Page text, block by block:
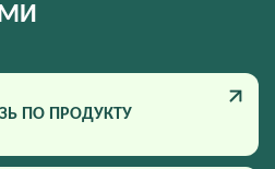
ПО ПРОДУКТУ